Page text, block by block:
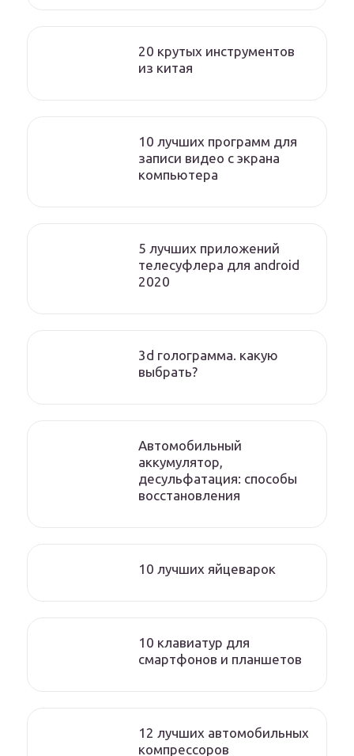
20 крутых инструментов
из китая
10 лучших программ для
записи видео с экрана
компьютера
5 лучших приложений
телесуфлера для android
2020
3d голограмма. какую
выбрать?
Автомобильный
аккумулятор,
десульфатация: способы
восстановления
10 лучших яйцеварок
10 клавиатур для
смартфонов и планшетов
12 лучших автомобильных
компрессоров